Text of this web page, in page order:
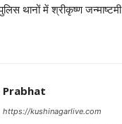
थानों में श्रीकृष्ण जन्माष्टमी
Prabhat
https://kushinagarlive.com